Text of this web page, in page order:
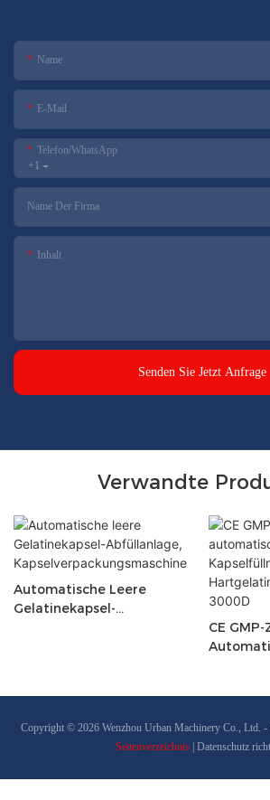
Name
E-Mail
+1
Telefon/WhatsApp
Name Der Firma
Inhalt
Senden Sie Jetzt Anfrage
Verwandte
Automatische Leere
Gelatinekapsel-
CE
Copyright © 2026 Wenzhou Urban Machinery Co., Ltd. -
Seitenverzeichnis Datenschutz